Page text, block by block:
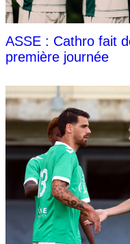
ASSE : Cathro fait
première journée